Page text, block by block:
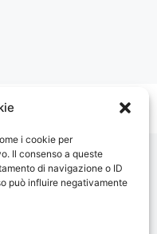
i cookie per
Il consenso a queste
di navigazione o ID
può influire negativamente